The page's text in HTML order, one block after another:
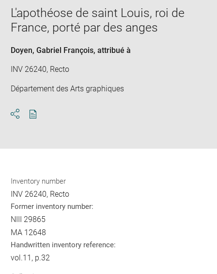
L'apothéose de saint Louis, roi de
France, porté par des anges
Doyen, Gabriel François, attribué à
INV 26240, Recto
Département des Arts graphiques
Inventory number
INV 26240, Recto
Former inventory number:
NIII 29865
MA 12648
Handwritten inventory reference:
vol.11, p.32